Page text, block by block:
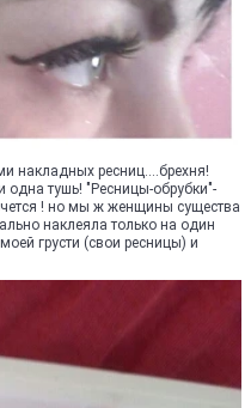
накладных ресниц....брехня!
одна тушь! "Ресницы-обрубки"-
! но мы ж женщины существа
наклеяла только на один
грусти (свои ресницы) и